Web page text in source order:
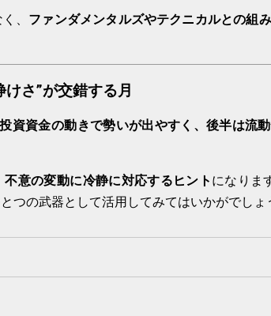
、 ファンダメンタルズやテクニカルとの組
さ”が交錯する月
資資金の動きで勢いが出やすく、後半は流
不意の変動に冷静に対応するヒント になりま
つの武器として活用してみてはいかがでしょ